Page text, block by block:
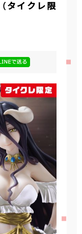
タイクレ限